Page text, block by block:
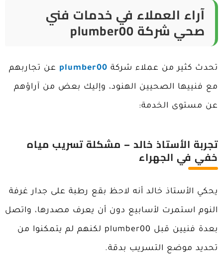
آراء العملاء في خدمات فني
صحي شركة plumber00
تحدث كثير من عملاء شركة plumber00 عن تجاربهم
مع فنييها الصحيين الهنود، وإليك بعض من آراؤهم
عن مستوى الخدمة:
تجربة الأستاذ خالد – مشكلة تسريب مياه
خفي في الجهراء
يحكي الأستاذ خالد أنه لاحظ بقع رطبة على جدار غرفة
النوم استمرت لأسابيع دون أن يعرف مصدرها، واتصل
بعدة فنيين قبل plumber00 لكنهم لم يتمكنوا من
تحديد موضع التسريب بدقة.